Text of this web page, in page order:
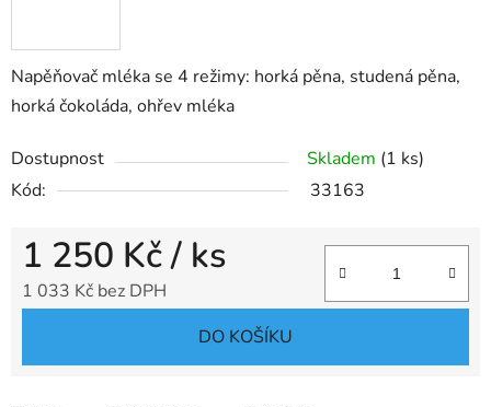
Napěňovač mléka se 4 režimy: horká pěna, studená pěna,
horká čokoláda, ohřev mléka
Dostupnost Skladem (1 ks)
Kód:
33163
1 250 Kč/ ks
1 033 Kč bez DPH
DO KOŠÍKU